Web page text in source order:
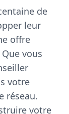
de
leur
offre
vous
votre
réseau.
votre